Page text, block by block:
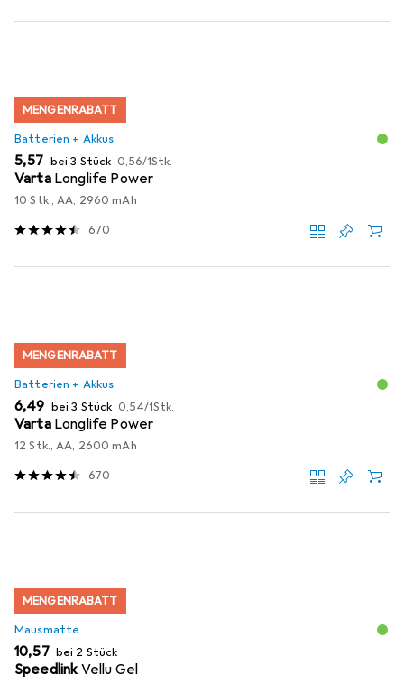
MENGENRABATT
Batterien + Akkus
EUR
5,57 bei 3 Stück EUR
0,56/1Stk.
Varta Longlife Power
10 Stk., AA, 2960 mAh
670
MENGENRABATT
Batterien + Akkus
EUR
6,49 bei 3 Stück EUR
0,54/1Stk.
Varta Longlife Power
12 Stk., AA, 2600 mAh
670
MENGENRABATT
Mausmatte
EUR
10,57 bei 2 Stück
SpeedlinkVellu Gel